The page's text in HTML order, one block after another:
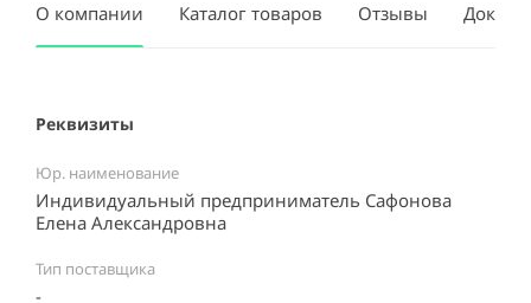
О компании Каталог товаров Отзывы
Реквизиты
Юр. наименование
Индивидуальный предприниматель Сафонова
Елена Александровна
Тип поставщика
-